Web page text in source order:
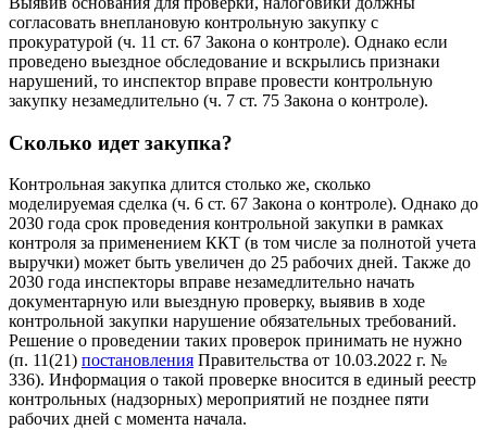
согласовать внеплановую контрольную закупку с
прокуратурой (ч. 11 ст. 67 Закона о контроле). Однако если
проведено выездное обследование и вскрылись признаки
нарушений, то инспектор вправе провести контрольную
закупку незамедлительно (ч. 7 ст. 75 Закона о контроле).
Сколько идет закупка?
Контрольная закупка длится столько же, сколько
моделируемая сделка (ч. 6 ст. 67 Закона о контроле). Однако до
2030 года срок проведения контрольной закупки в рамках
контроля за применением ККТ (в том числе за полнотой учета
выручки) может быть увеличен до 25 рабочих дней. Также до
2030 года инспекторы вправе незамедлительно начать
документарную или выездную проверку, выявив в ходе
контрольной закупки нарушение обязательных требований.
Решение о проведении таких проверок принимать не нужно
(п. 11(21) постановления Правительства от 10.03.2022 г. №
336). Информация о такой проверке вносится в единый реестр
контрольных (надзорных) мероприятий не позднее пяти
рабочих дней с момента начала.